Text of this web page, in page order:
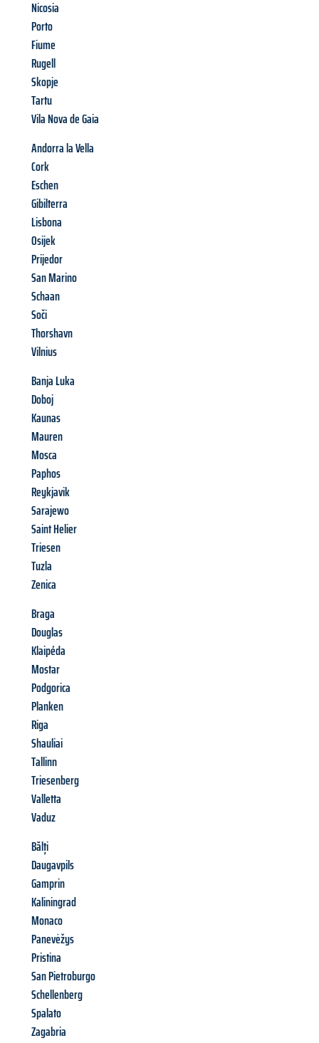
Nicosia
Porto
Fiume
Rugell
Skopje
Tartu
Vila Nova de Gaia
Andorra la Vella
Cork
Eschen
Gibilterra
Lisbona
Osijek
Prijedor
San Marino
Schaan
Soči
Thorshavn
Vilnius
Banja Luka
Doboj
Kaunas
Mauren
Mosca
Paphos
Reykjavik
Sarajewo
Saint Helier
Triesen
Tuzla
Zenica
Braga
Douglas
Klaipéda
Mostar
Podgorica
Planken
Riga
Shauliai
Tallinn
Triesenberg
Valletta
Vaduz
Bălți
Daugavpils
Gamprin
Kaliningrad
Monaco
Panevėžys
Pristina
San Pietroburgo
Schellenberg
Spalato
Zagabria